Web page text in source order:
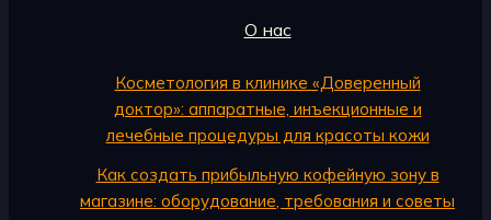
О нас
Косметология в клинике «Доверенный
доктор»: аппаратные, инъекционные и
лечебные процедуры для красоты кожи
Как создать прибыльную кофейную зону в
магазине: оборудование, требования и советы